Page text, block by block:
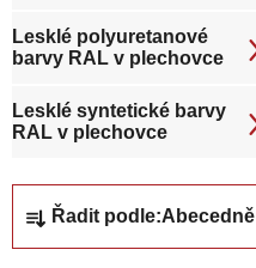
Lesklé polyuretanové
barvy RAL v plechovce
Lesklé syntetické barvy
RAL v plechovce
Řadit podle:Abecedně